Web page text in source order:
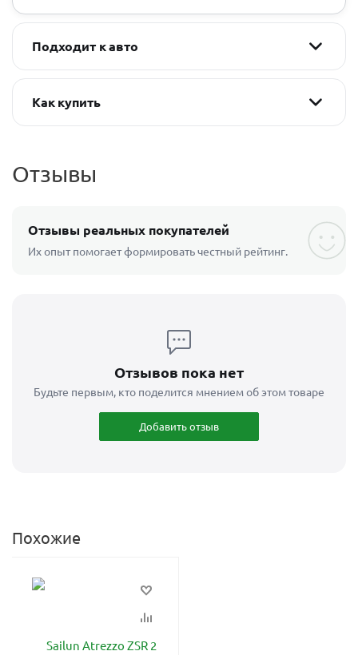
Подходит к авто
Как купить
Отзывы
Отзывы реальных покупателей
Их опыт помогает формировать честный рейтинг.
Отзывов пока нет
Будьте первым, кто поделится мнением об этом товаре
Добавить отзыв
Похожие